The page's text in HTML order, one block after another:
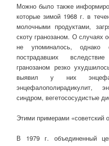
Можно было также
которые зимой 1968 г. в
молочными продуктами,
скоту гранозаном. О случаях
не упоминалось, однако
пострадавших
гранозаном резко
выявил у них
энцефалополирадикулит,
синдром, вегетососудистые
Этими примерами «советский
В 1979 г. объединенный